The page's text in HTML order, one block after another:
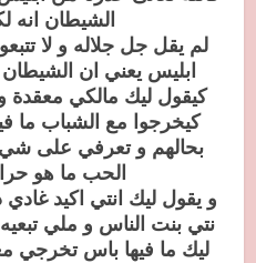
الشيطان انه
لم يقل جل جلاله و لا
ابليس يعني ان
كيقول ليك مالكي معقدة
كيخرجوا مع الشباب ما
بحالهم و تعرفي على شي
الحب ما هو
و يقول ليك انتي اكيد
نتي بنت الناس و ملي
ليك ما فيها باس تخرجي